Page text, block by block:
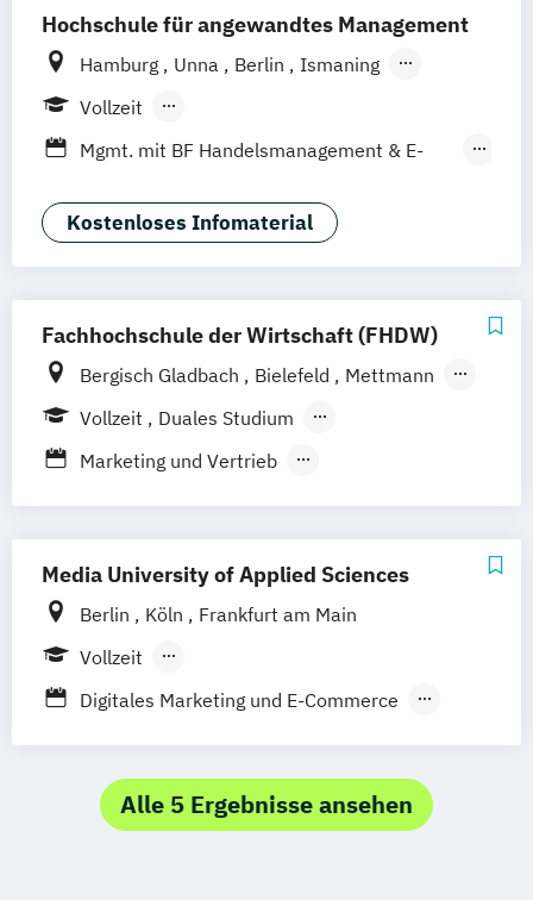
Kommunikationsmanagement (dual)
Marketing
Marketingökonom:in
Online-Marketing & Marketingmanagement
Public Relations Hochschulzertifikat
Werbe- und Medienpsychologie
Hochschule für angewandtes Management
Hamburg Unna Berlin
Ismaning
Mannheim
Stuttgart
Vollzeit
Berufsbegleitendes Präsenzstudium
Mgmt. mit BF Handelsmanagement & E-
Social Media Studies Sportmanagement
Kostenloses Infomaterial
Fachhochschule der Wirtschaft (FHDW)
Bergisch Gladbach Bielefeld
Mettmann
Paderborn
Marburg
Vollzeit
Duales Studium
Berufsbegleitendes Präsenzstudium
Marketing und Vertrieb
Vertriebsmanagement
Media University of Applied Sciences
Berlin Köln
Frankfurt am Main
Vollzeit
Berufsbegleitendes Präsenzstudium
Digitales Marketing und E-Commerce
Journalismus und
Unternehmenskommunikation
Alle 5 Ergebnisse ansehen